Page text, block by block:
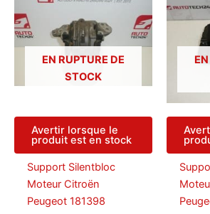
EN RUPTURE DE
STOCK
Avertir lorsque le
produit est en stock
Support Silentbloc
Moteur Citroën
Peugeot 181398